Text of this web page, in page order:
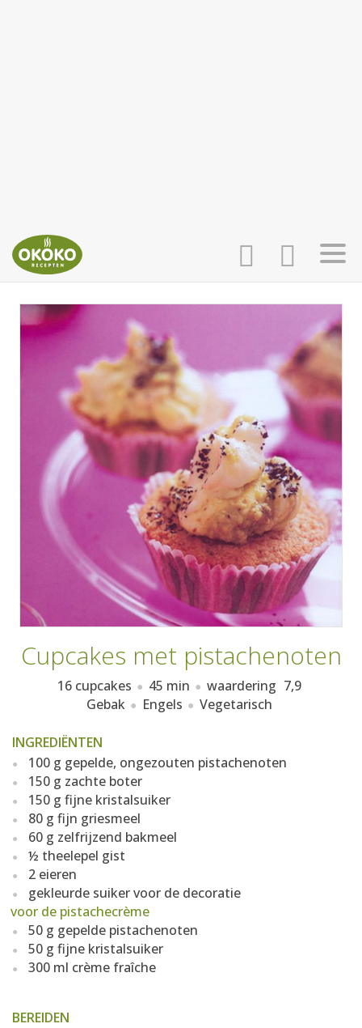
INLOGGEN
AANMELDEN
RECEPTEN
WEEKMENU'S
KOOKBOEKEN
Cupcakes met pistachenoten
16 cupcakes 45 min waardering 7,9
Gebak
Engels Vegetarisch
INGREDIËNTEN
100 g gepelde, ongezouten pistachenoten
150 g zachte boter
150 g fijne kristalsuiker
80 g fijn griesmeel
60 g zelfrijzend bakmeel
½ theelepel gist
2 eieren
gekleurde suiker voor de decoratie
voor de pistachecrème
50 g gepelde pistachenoten
50 g fijne kristalsuiker
300 ml crème fraîche
BEREIDEN